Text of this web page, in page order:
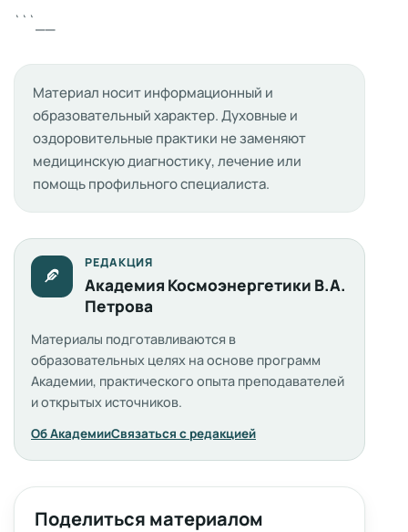
```__
Материал носит информационный и
образовательный характер. Духовные и
оздоровительные практики не заменяют
медицинскую диагностику, лечение или
помощь профильного специалиста.
РЕДАКЦИЯ
Академия Космоэнергетики В.А.
Петрова
Материалы подготавливаются в
образовательных целях на основе программ
Академии, практического опыта преподавателей
и открытых источников.
Об АкадемииСвязаться с редакцией
Поделиться материалом